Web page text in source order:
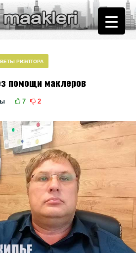
РИЭЛТОРА
помощи маклеров
7 2